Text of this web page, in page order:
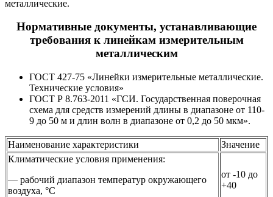
металлические.
Нормативные документы, устанавливающие
требования к линейкам измерительным
металлическим
ГОСТ 427-75 «Линейки измерительные металлические.
Технические условия»
ГОСТ Р 8.763-2011 «ГСИ. Государственная поверочная
схема для средств измерений длины в диапазоне от 110-
9 до 50 м и длин волн в диапазоне от 0,2 до 50 мкм».
Наименование характеристики
Значение
Климатические условия применения:
— рабочий диапазон температур окружающего
воздуха, °С
от -10 до
+40